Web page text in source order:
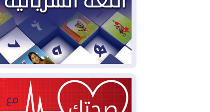
2026-08-04بيترو يشكو تزوير الانتخابات
الرئاسية ويحذر من "حرب أهلية" في
كولومبيا
2026-08-03رئيس إقليم كوردستان في
2026-08-03
العراق يؤكد مجدداً التزامه
بمنع الهجمات على الدول المجاورة